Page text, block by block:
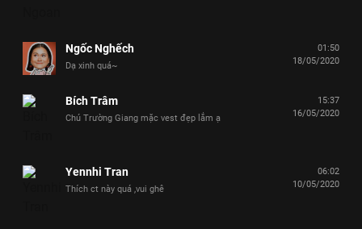
Ngốc Nghếch
Dạ xinh quá~
01:50
18/05/2020
Bích Trâm
Chú Trường Giang mặc vest đẹp lắm ạ
15:37
16/05/2020
Yennhi Tran
Thích ct này quá ,vui ghê
06:02
10/05/2020